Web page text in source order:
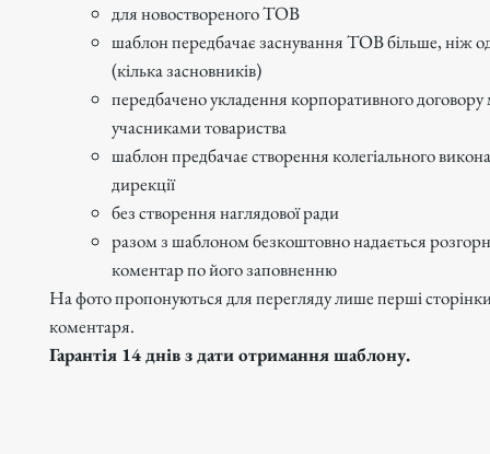
для новоствореного ТОВ
шаблон передбачає заснування ТОВ більше, ніж
(кілька засновників)
передбачено укладення корпоративного
учасниками товариства
шаблон предбачає створення колегіального
дирекції
без створення наглядової ради
разом з шаблоном безкоштовно надається
коментар по його заповненню
На фото пропонуються для перегляду лише перші сторінки
коментаря.
Гарантія 14 днів з дати отримання шаблону.